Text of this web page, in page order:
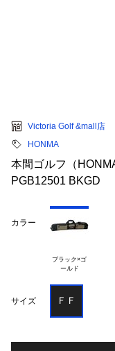
Victoria Golf &mall店
HONMA
本間ゴルフ（
PGB12501 BKGD
カラー
ブラック×ゴ
サイズ ＦＦ